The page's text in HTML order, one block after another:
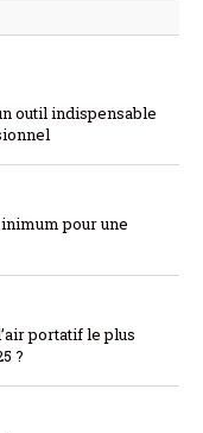
outil indispensable
pour une
portatif le plus
?